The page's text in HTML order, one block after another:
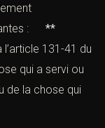
:
**
article 131-41 du
qui a servi ou
de la chose qui